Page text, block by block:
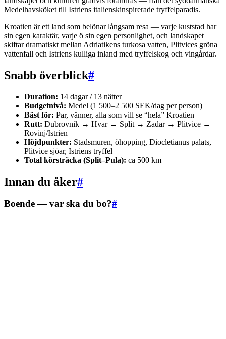
Medelhavsköket till Istriens italienskinspirerade tryffelparadis.
Kroatien är ett land som belönar långsam resa — varje kuststad har
sin egen karaktär, varje ö sin egen personlighet, och landskapet
skiftar dramatiskt mellan Adriatikens turkosa vatten, Plitvices gröna
vattenfall och Istriens kulliga inland med tryffelskog och vingårdar.
Snabb överblick#
Duration: 14 dagar / 13 nätter
Budgetnivå: Medel (1 500–2 500 SEK/dag per person)
Bäst för: Par, vänner, alla som vill se “hela” Kroatien
Rutt: Dubrovnik → Hvar → Split → Zadar → Plitvice →
Rovinj/Istrien
Höjdpunkter: Stadsmuren, öhopping, Diocletianus palats,
Plitvice sjöar, Istriens tryffel
Total körsträcka (Split–Pula): ca 500 km
Innan du åker#
Boende — var ska du bo?#